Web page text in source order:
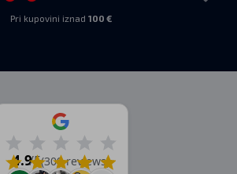
Pri kupovini iznad 100 €
4.9/5(309 reviews)